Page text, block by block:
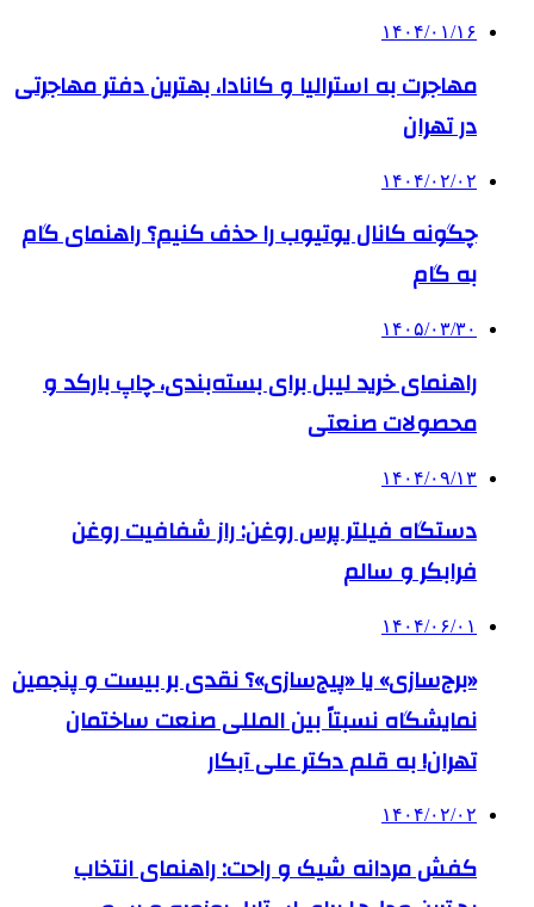
۱۴۰۴/۰۱/۱۶
مهاجرت به استرالیا و کانادا، بهترین دفتر مهاجرتی
در تهران
۱۴۰۴/۰۲/۰۲
چگونه کانال یوتیوب را حذف کنیم؟ راهنمای گام
‌به‌ گام
۱۴۰۵/۰۳/۳۰
راهنمای خرید لیبل برای بسته‌بندی، چاپ بارکد و
محصولات صنعتی
۱۴۰۴/۰۹/۱۳
دستگاه فیلتر پرس روغن: راز شفافیت روغن
فرابکر و سالم
۱۴۰۴/۰۶/۰۱
«برج‌سازی» یا «پیج‌سازی»؟ نقدی بر بیست و پنجمین
نمایشگاه نسبتاً بین المللی صنعت ساختمان
تهران! به قلم دکتر علی آبکار
۱۴۰۴/۰۲/۰۲
کفش مردانه شیک و راحت: راهنمای انتخاب